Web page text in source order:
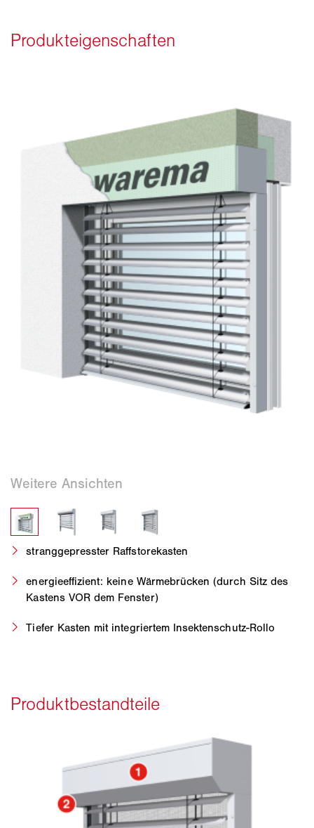
stranggepresster Raffstorekasten
energieeffizient: keine Wärmebrücken (durch Sitz des
Kastens VOR dem Fenster)
Tiefer Kasten mit integriertem Insektenschutz-Rollo